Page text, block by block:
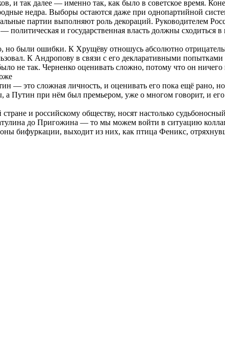
так далее — именно так, как было в советское время.
недра. Выборы остаются даже при однопартийной
партии выполняют роль декораций. Руководителем
и государственная власть должны сходиться
были ошибки. К Хрущёву отношусь абсолютно
К Андропову в связи с его декларативными
так. Черненко оценивать сложно, потому что он ничего
— это сложная личность, и оценивать его пока ещё рано,
Путин при нём был премьером, уже о многом говорит, и
и российскому обществу, носят настолько судьбоносный
до Пригожина — то мы можем войти в ситуацию
бифуркации, выходит из них, как птица Феникс,